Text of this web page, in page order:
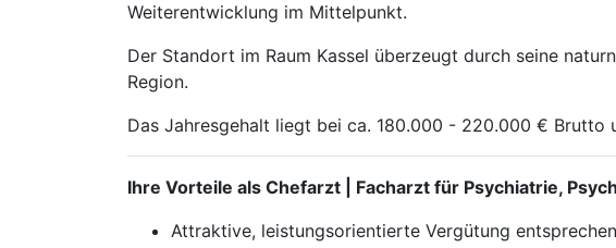
Weiterentwicklung im Mittelpunkt.
Der Standort im Raum Kassel überzeugt durch seine
Region.
Das Jahresgehalt liegt bei ca. 180.000 - 220.000 €
Ihre Vorteile als Chefarzt | Facharzt für Psychiatrie,
Attraktive, leistungsorientierte Vergütung